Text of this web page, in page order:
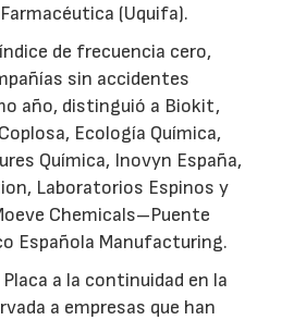
(Uquifa).
de frecuencia cero,
sin accidentes
año, distinguió a Biokit,
Ecología Química,
Química, Inovyn España,
Laboratorios Espinos y
Chemicals–Puente
Española Manufacturing.
a la continuidad en la
a empresas que han